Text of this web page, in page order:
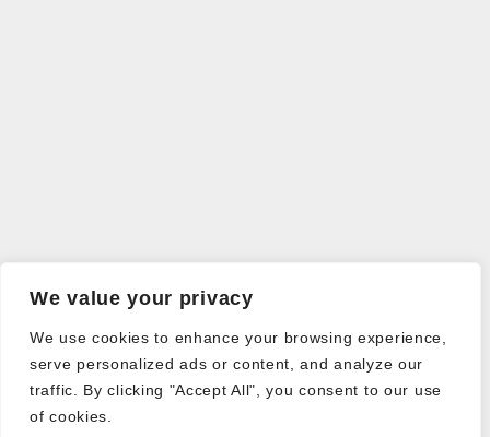
We value your privacy
We use cookies to enhance your browsing experience,
serve personalized ads or content, and analyze our
traffic. By clicking "Accept All", you consent to our use
of cookies.